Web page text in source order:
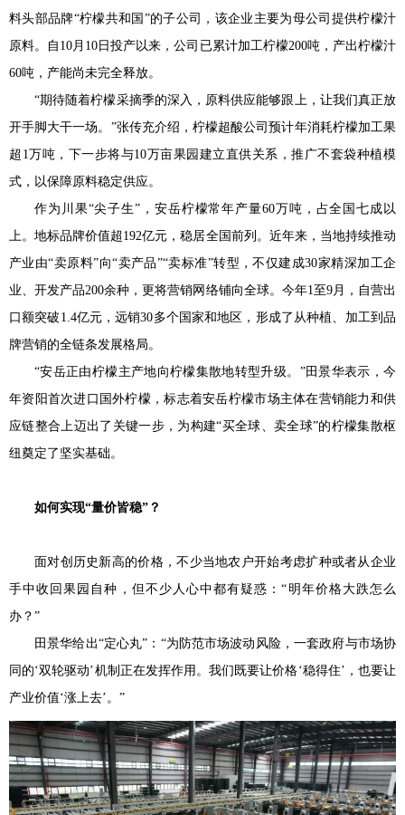
料头部品牌“柠檬共和国”的子公司，该企业主要为母公司提供柠檬汁
原料。自10月10日投产以来，公司已累计加工柠檬200吨，产出柠檬汁
60吨，产能尚未完全释放。
“期待随着柠檬采摘季的深入，原料供应能够跟上，让我们真正放
开手脚大干一场。”张传充介绍，柠檬超酸公司预计年消耗柠檬加工果
超1万吨，下一步将与10万亩果园建立直供关系，推广不套袋种植模
式，以保障原料稳定供应。
作为川果“尖子生”，安岳柠檬常年产量60万吨，占全国七成以
上。地标品牌价值超192亿元，稳居全国前列。近年来，当地持续推动
产业由“卖原料”向“卖产品”“卖标准”转型，不仅建成30家精深加工企
业、开发产品200余种，更将营销网络铺向全球。今年1至9月，自营出
口额突破1.4亿元，远销30多个国家和地区，形成了从种植、加工到品
牌营销的全链条发展格局。
“安岳正由柠檬主产地向柠檬集散地转型升级。”田景华表示，今
年资阳首次进口国外柠檬，标志着安岳柠檬市场主体在营销能力和供
应链整合上迈出了关键一步，为构建“买全球、卖全球”的柠檬集散枢
纽奠定了坚实基础。
如何实现“量价皆稳”？
面对创历史新高的价格，不少当地农户开始考虑扩种或者从企业
手中收回果园自种，但不少人心中都有疑惑：“明年价格大跌怎么
办？”
田景华给出“定心丸”：“为防范市场波动风险，一套政府与市场协
同的‘双轮驱动’机制正在发挥作用。我们既要让价格‘稳得住’，也要让
产业价值‘涨上去’。”